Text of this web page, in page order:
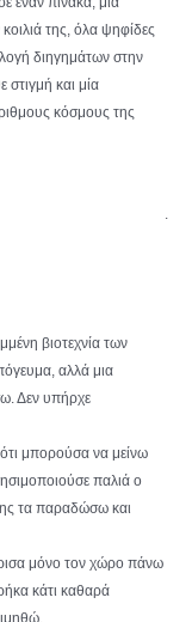
της, όλα ψηφίδες
διηγημάτων στην
στιγμή και μία
κόσμους της
βιοτεχνία των
αλλά μια
Δεν υπήρχε
ότι μπορούσα να μείνω
παλιά ο
τα παραδώσω και
μόνο τον χώρο πάνω
κάτι καθαρά